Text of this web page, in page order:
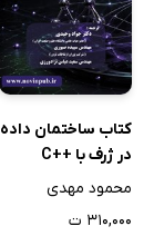
کتاب ساختمان داده
در ژرف با ++C
محمود مهدی
۳۱۰,۰۰۰ ت